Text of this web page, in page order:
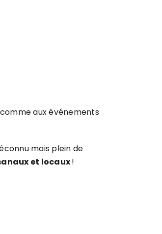
aux événements
mais plein de
et locaux!